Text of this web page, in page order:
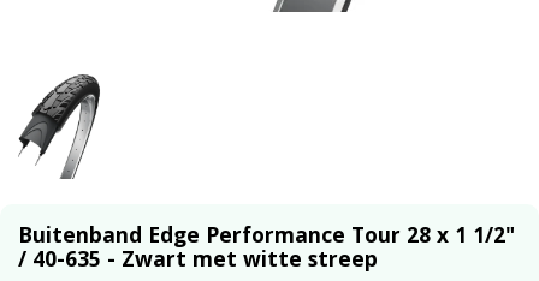
Buitenband Edge Performance Tour 28 x 1 1/2"
/ 40-635 - Zwart met witte streep